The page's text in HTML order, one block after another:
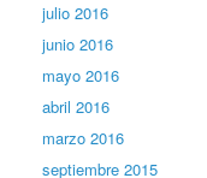
julio 2016
junio 2016
mayo 2016
abril 2016
marzo 2016
septiembre 2015